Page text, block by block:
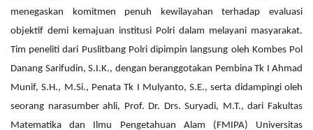
menegaskan komitmen penuh kewilayahan terhadap evaluasi
objektif demi kemajuan institusi Polri dalam melayani masyarakat.
Tim peneliti dari Puslitbang Polri dipimpin langsung oleh Kombes Pol
Danang Sarifudin, S.I.K., dengan beranggotakan Pembina Tk I Ahmad
Munif, S.H., M.Si., Penata Tk I Mulyanto, S.E., serta didampingi oleh
seorang narasumber ahli, Prof. Dr. Drs. Suryadi, M.T., dari Fakultas
Matematika dan Ilmu Pengetahuan Alam (FMIPA) Universitas